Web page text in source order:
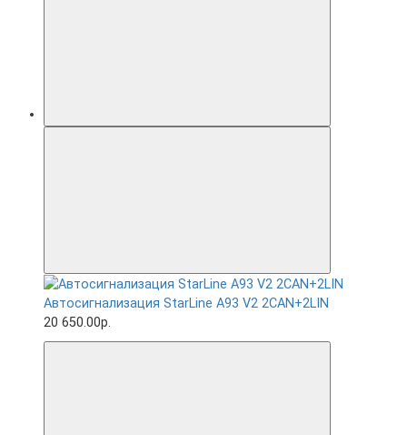
Автосигнализация StarLine A93 V2 2CAN+2LIN
20 650.00р.